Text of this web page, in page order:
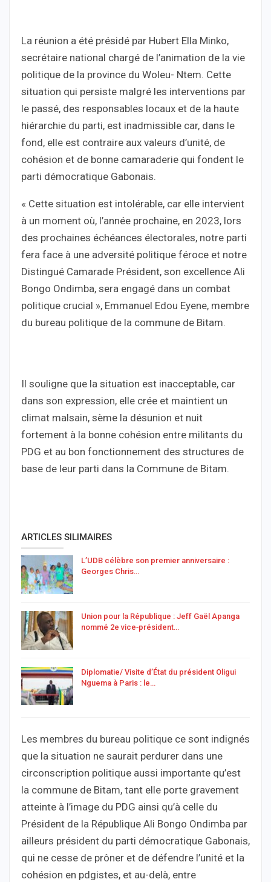
La réunion a été présidé par Hubert Ella Minko,
secrétaire national chargé de l’animation de la vie
politique de la province du Woleu- Ntem. Cette
situation qui persiste malgré les interventions par
le passé, des responsables locaux et de la haute
hiérarchie du parti, est inadmissible car, dans le
fond, elle est contraire aux valeurs d’unité, de
cohésion et de bonne camaraderie qui fondent le
parti démocratique Gabonais.
« Cette situation est intolérable, car elle intervient
à un moment où, l’année prochaine, en 2023, lors
des prochaines échéances électorales, notre parti
fera face à une adversité politique féroce et notre
Distingué Camarade Président, son excellence Ali
Bongo Ondimba, sera engagé dans un combat
politique crucial », Emmanuel Edou Eyene, membre
du bureau politique de la commune de Bitam.
Il souligne que la situation est inacceptable, car
dans son expression, elle crée et maintient un
climat malsain, sème la désunion et nuit
fortement à la bonne cohésion entre militants du
PDG et au bon fonctionnement des structures de
base de leur parti dans la Commune de Bitam.
ARTICLES SILIMAIRES
L’UDB célèbre son premier anniversaire :
Georges Chris…
Union pour la République : Jeff Gaël Apanga
nommé 2e vice‑président…
Diplomatie/ Visite d’État du président Oligui
Nguema à Paris : le…
Les membres du bureau politique ce sont indignés
que la situation ne saurait perdurer dans une
circonscription politique aussi importante qu’est
la commune de Bitam, tant elle porte gravement
atteinte à l’image du PDG ainsi qu’à celle du
Président de la République Ali Bongo Ondimba par
ailleurs président du parti démocratique Gabonais,
qui ne cesse de prôner et de défendre l’unité et la
cohésion en pdgistes, et au-delà, entre